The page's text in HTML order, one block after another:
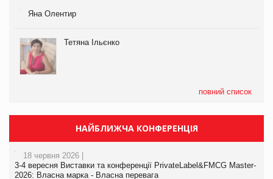
Яна Олентир
Тетяна Ільєнко
повний список
НАЙБЛИЖЧА КОНФЕРЕНЦІЯ
18 червня 2026 |
3-4 вересня Виставки та конференції PrivateLabel&FMCG Master-
2026: Власна марка - Власна перевага